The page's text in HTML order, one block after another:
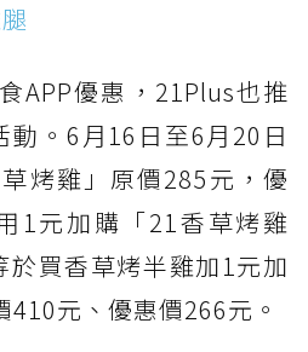
APP優惠，21Plus也推
動。6月16日至6月20日
烤雞」原價285元，優
1元加購「21香草烤雞
買香草烤半雞加1元加
元、優惠價266元。